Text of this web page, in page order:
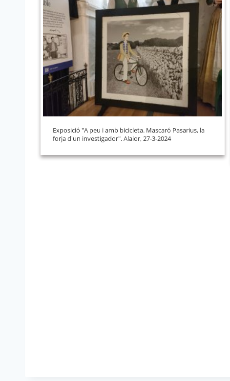
Exposició "A peu i amb bicicleta. Mascaró Pasarius, la
forja d'un investigador". Alaior, 27-3-2024